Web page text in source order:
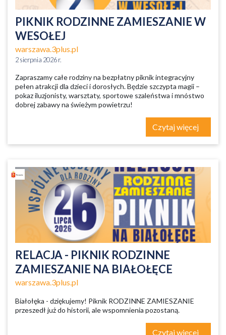
PIKNIK RODZINNE ZAMIESZANIE W
WESOŁEJ
warszawa.3plus.pl
2 sierpnia 2026 r.
Zapraszamy całe rodziny na bezpłatny piknik integracyjny
pełen atrakcji dla dzieci i dorosłych. Będzie szczypta magii –
pokaz iluzjonisty, warsztaty, sportowe szaleństwa i mnóstwo
dobrej zabawy na świeżym powietrzu!
Czytaj więcej
RELACJA - PIKNIK RODZINNE
ZAMIESZANIE NA BIAŁOŁĘCE
warszawa.3plus.pl
Białołęka - dziękujemy! Piknik RODZINNE ZAMIESZANIE
przeszedł już do historii, ale wspomnienia pozostaną.
Czytaj więcej